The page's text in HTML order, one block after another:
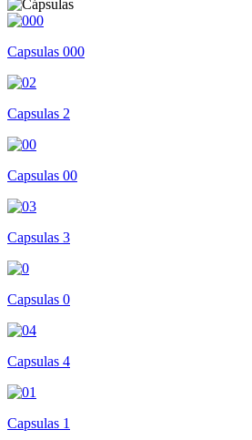
Capsulas 000
Capsulas 2
Capsulas 00
Capsulas 3
Capsulas 0
Capsulas 4
Capsulas 1